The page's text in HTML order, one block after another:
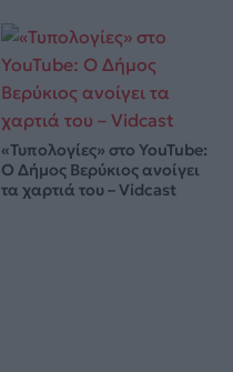
«Τυπολογίες» στο YouTube:
Ο Δήμος Βερύκιος ανοίγει
τα χαρτιά του – Vidcast